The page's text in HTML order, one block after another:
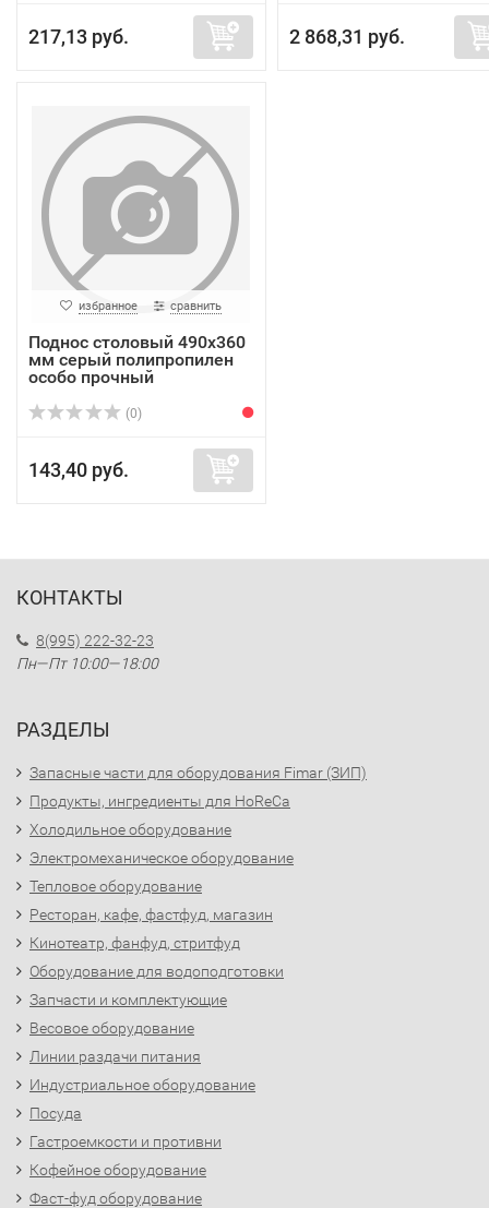
217,13 руб. 2 868,31 руб.
избранное сравнить
Поднос столовый 490х360
мм серый полипропилен
особо прочный
(0)
143,40 руб.
КОНТАКТЫ
8(995) 222-32-23
Пн—Пт 10:00—18:00
РАЗДЕЛЫ
Запасные части для оборудования Fimar (ЗИП)
Продукты, ингредиенты для HoReCa
Холодильное оборудование
Электромеханическое оборудование
Тепловое оборудование
Ресторан, кафе, фастфуд, магазин
Кинотеатр, фанфуд, стритфуд
Оборудование для водоподготовки
Запчасти и комплектующие
Весовое оборудование
Линии раздачи питания
Индустриальное оборудование
Посуда
Гастроемкости и противни
Кофейное оборудование
Фаст-фуд оборудование